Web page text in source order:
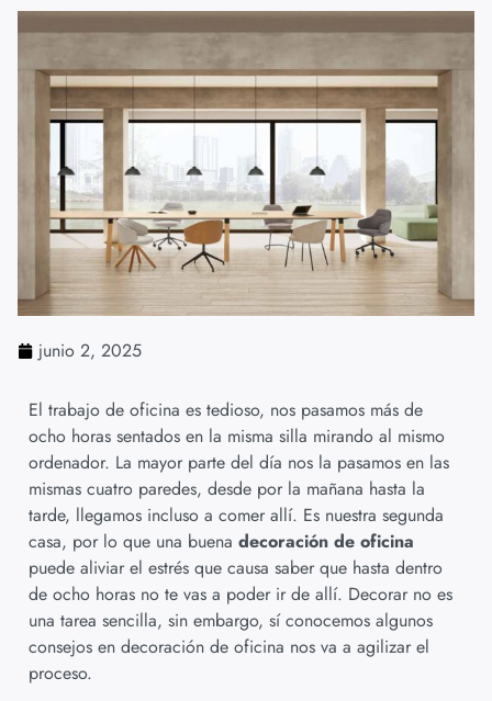
junio 2, 2025
El trabajo de oficina es tedioso, nos pasamos más de
ocho horas sentados en la misma silla mirando al mismo
ordenador. La mayor parte del día nos la pasamos en las
mismas cuatro paredes, desde por la mañana hasta la
tarde, llegamos incluso a comer allí. Es nuestra segunda
casa, por lo que una buena decoración de oficina
puede aliviar el estrés que causa saber que hasta dentro
de ocho horas no te vas a poder ir de allí. Decorar no es
una tarea sencilla, sin embargo, sí conocemos algunos
consejos en decoración de oficina nos va a agilizar el
proceso.